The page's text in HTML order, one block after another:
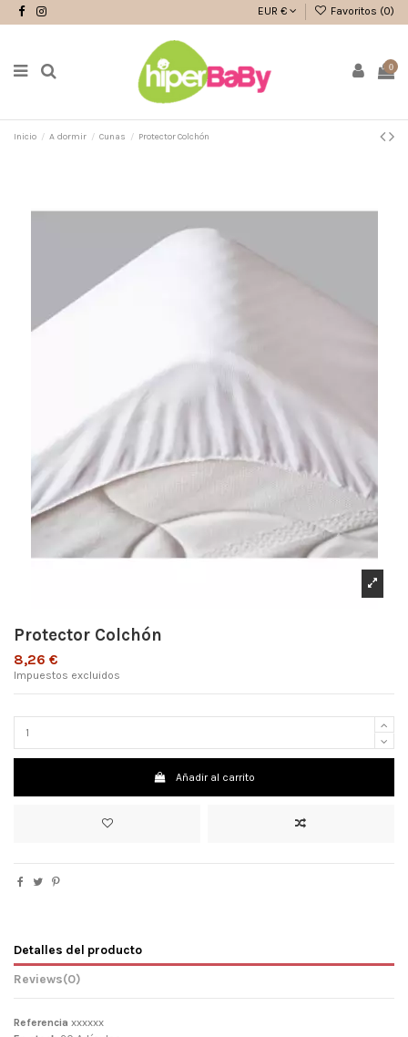
EUR € Favoritos (0)
0
Inicio A dormir Cunas Protector Colchón
Protector Colchón
8,26 €
Impuestos excluidos
Añadir al carrito
Detalles del producto
Reviews(0)
Referencia xxxxxx